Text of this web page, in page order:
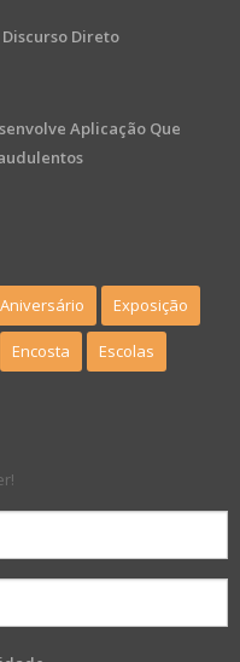
Direto
Aplicação Que
Aniversário Exposição
Encosta Escolas